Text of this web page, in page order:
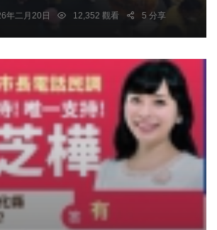
年二月20日 12,352 觀看 5 分享